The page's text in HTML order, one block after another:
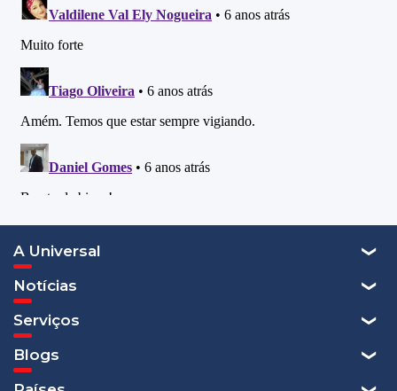
A Universal
Notícias
Serviços
Blogs